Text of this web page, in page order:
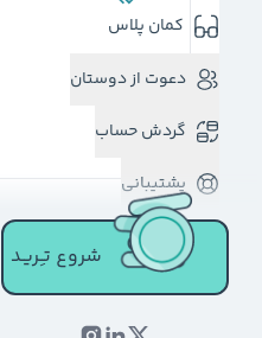
کمان پلاس
دعوت از دوستان
گردش حساب
پشتیبانی
شروع تـِـریـد
بتا سهم
betasahm1
یک سال پیش